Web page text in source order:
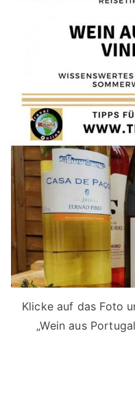
Klicke auf das Foto
„Wein aus